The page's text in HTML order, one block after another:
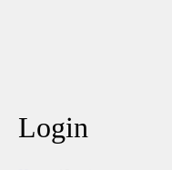
Login